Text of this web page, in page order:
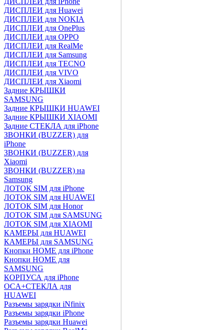
ДИСПЛЕИ для Huawei
ДИСПЛЕИ для NOKIA
ДИСПЛЕИ для OnePlus
ДИСПЛЕИ для OPPO
ДИСПЛЕИ для RealMe
ДИСПЛЕИ для Samsung
ДИСПЛЕИ для TECNO
ДИСПЛЕИ для VIVO
ДИСПЛЕИ для Xiaomi
Задние КРЫШКИ
SAMSUNG
Задние КРЫШКИ HUAWEI
Задние КРЫШКИ XIAOMI
Задние СТЕКЛА для iPhone
ЗВОНКИ (BUZZER) для
iPhone
ЗВОНКИ (BUZZER) для
Xiaomi
ЗВОНКИ (BUZZER) на
Samsung
ЛОТОК SIM для iPhone
ЛОТОК SIM для HUAWEI
ЛОТОК SIM для Honor
ЛОТОК SIM для SAMSUNG
ЛОТОК SIM для XIAOMI
КАМЕРЫ для HUAWEI
КАМЕРЫ для SAMSUNG
Кнопки HOME для iPhone
Кнопки HOME для
SAMSUNG
КОРПУСА для iPhone
OCA+СТЕКЛА для
HUAWEI
Разъемы зарядки iNfinix
Разъемы зарядки iPhone
Разъемы зарядки Huawei